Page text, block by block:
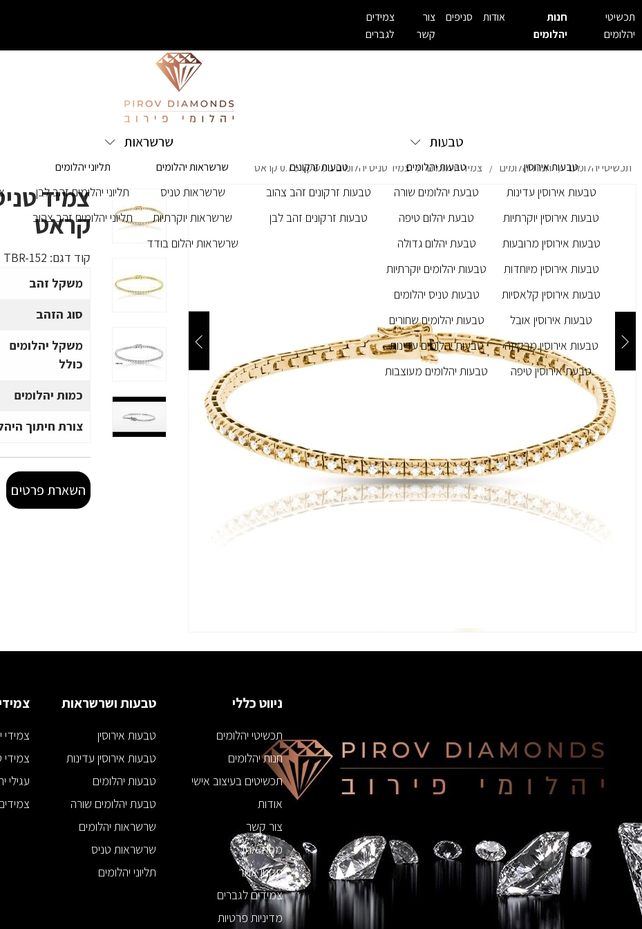
תכשיטי
יהלומים
חנות
יהלומים
אודות סניפים
צור
קשר
צמידים
לגברים
טבעות
טבעות אירוסין
טבעות אירוסין עדינות
טבעות אירוסין יוקרתיות
טבעות אירוסין מרובעות
טבעות אירוסין מיוחדות
טבעות אירוסין קלאסיות
טבעות אירוסין אובל
טבעות אירוסין מרקיזה
טבעת אירוסין טיפה
טבעות יהלומים
טבעת יהלומים שורה
טבעת יהלום טיפה
טבעת יהלום גדולה
טבעות יהלומים יוקרתיות
טבעות טניס יהלומים
טבעות יהלומים שחורים
טבעות יהלומים עדינות
טבעות יהלומים מעוצבות
טבעות זרקונים
טבעות זרקונים זהב צהוב
טבעות זרקונים זהב לבן
שרשראות
שרשראות יהלומים
שרשראות טניס
שרשראות יוקרתיות
שרשראות יהלום בודד
תליוני יהלומים
תליוני יהלומים זהב לבן
תליוני יהלומים זהב צהוב
תכשיטי יהלומים / חנות יהלומים / צמידי יהלומים / צמיד טניס יהלומים במשקל 0.75 קראט
קראט
קוד דגם: TBR-152
משקל זהב
סוג הזהב
משקל יהלומים
כולל
כמות יהלומים
צורת חיתוך
השארת פרטים
ניווט כללי
תכשיטי יהלומים
חנות יהלומים
תכשיטים בעיצוב אישי
אודות
צור קשר
מפת אתר
תקנון אתר
צמידים לגברים
מדיניות פרטיות
טבעות ושרשראות
טבעות אירוסין
טבעות אירוסין עדינות
טבעות יהלומים
טבעת יהלומים שורה
שרשראות יהלומים
שרשראות טניס
תליוני יהלומים
צמידי
צמידי
עגילי